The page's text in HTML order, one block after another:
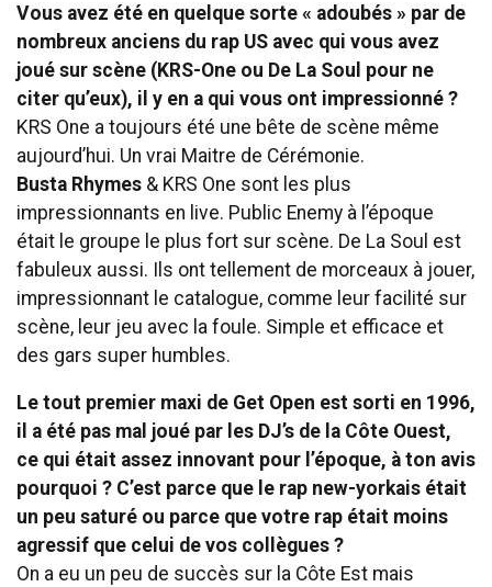
Vous avez été en quelque sorte « adoubés » par de
nombreux anciens du rap US avec qui vous avez
joué sur scène (KRS-One ou De La Soul pour ne
citer qu’eux), il y en a qui vous ont impressionné ?
KRS One a toujours été une bête de scène même
aujourd’hui. Un vrai Maitre de Cérémonie.
Busta Rhymes & KRS One sont les plus
impressionnants en live. Public Enemy à l’époque
était le groupe le plus fort sur scène. De La Soul est
fabuleux aussi. Ils ont tellement de morceaux à jouer,
impressionnant le catalogue, comme leur facilité sur
scène, leur jeu avec la foule. Simple et efficace et
des gars super humbles.
Le tout premier maxi de Get Open est sorti en 1996,
il a été pas mal joué par les DJ’s de la Côte Ouest,
ce qui était assez innovant pour l’époque, à ton avis
pourquoi ? C’est parce que le rap new-yorkais était
un peu saturé ou parce que votre rap était moins
agressif que celui de vos collègues ?
On a eu un peu de succès sur la Côte Est mais